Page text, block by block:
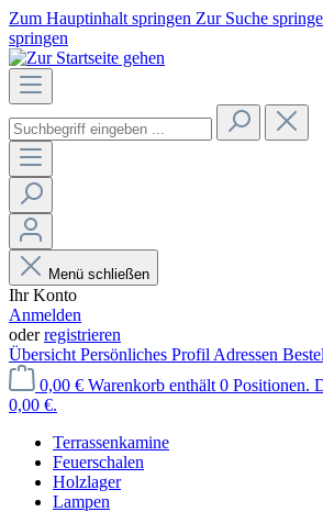
Zum Hauptinhalt springen Zur Suche
springen
Menü schließen
Ihr Konto
Anmelden
oderregistrieren
Übersicht Persönliches Profil Adressen
0,00 € Warenkorb enthält 0 Positionen.
0,00 €.
Terrassenkamine
Feuerschalen
Holzlager
Lampen